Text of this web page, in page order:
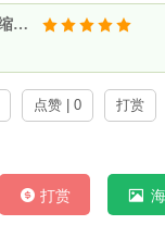
Imagine绿色版 v2.6.1（图片压缩工具转换工具)
点赞 | 0 打赏
打赏